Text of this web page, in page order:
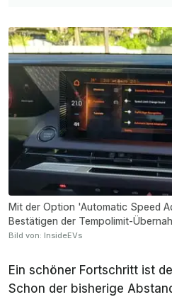
Mit der Option 'Automatic Speed
Bestätigen der Tempolimit-
Bild von: InsideEVs
Ein schöner Fortschritt ist
Schon der bisherige